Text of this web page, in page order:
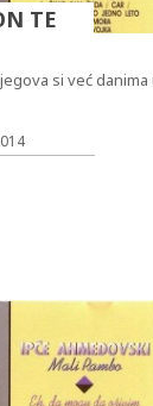
TE
si već